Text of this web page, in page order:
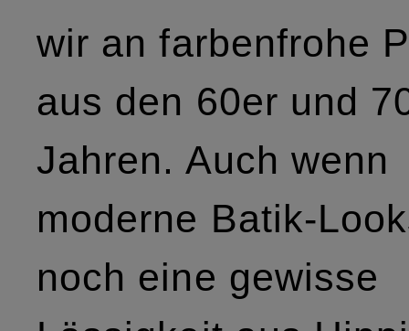
wir an farbenfrohe
aus den 60er und
Jahren. Auch wenn
moderne Batik-
noch eine gewisse